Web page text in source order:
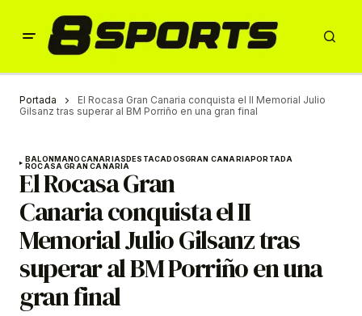
Portada
El Rocasa Gran Canaria conquista el II Memorial Julio
Gilsanz tras superar al BM Porriño en una gran final
BALONMANOCANARIASDESTACADOSGRAN CANARIAPORTADA
ROCASA GRAN CANARIA
El Rocasa Gran
Canaria conquista el II
Memorial Julio Gilsanz tras
superar al BM Porriño en una
gran final